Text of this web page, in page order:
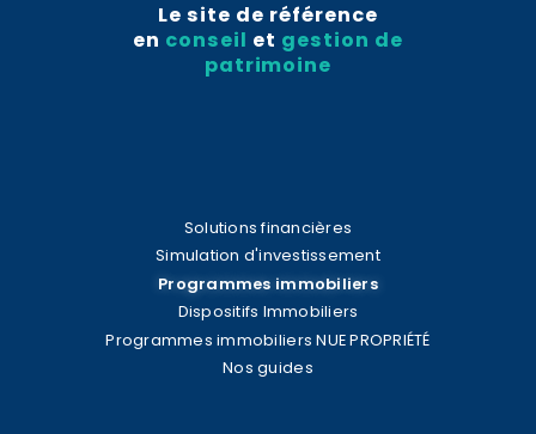
Le site de référence
en conseil et gestion de
patrimoine
Solutions financières
Simulation d'investissement
Programmes immobiliers
Dispositifs Immobiliers
Programmes immobiliers NUE PROPRIÉTÉ
Nos guides